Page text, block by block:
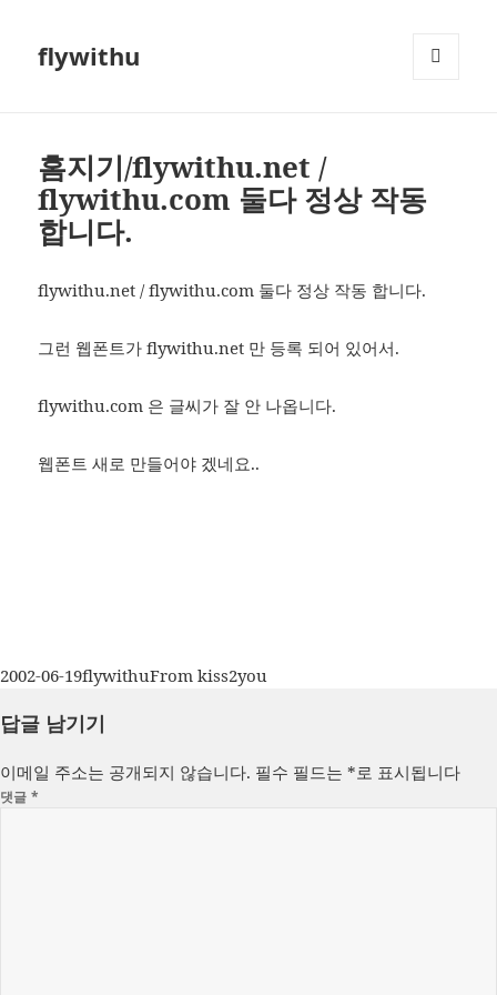
flywithu
홈지기/flywithu.net /
flywithu.com 둘다 정상 작동
합니다.
flywithu.net / flywithu.com 둘다 정상 작동 합니다.
그런 웹폰트가 flywithu.net 만 등록 되어 있어서.
flywithu.com 은 글씨가 잘 안 나옵니다.
웹폰트 새로 만들어야 겠네요..
작
일
2002-06-19글
이
flywithu카
From kiss2you
답글 남기기
이메일 주소는 공개되지 않습니다. 필수 필드는 *로 표시됩니다
댓글*